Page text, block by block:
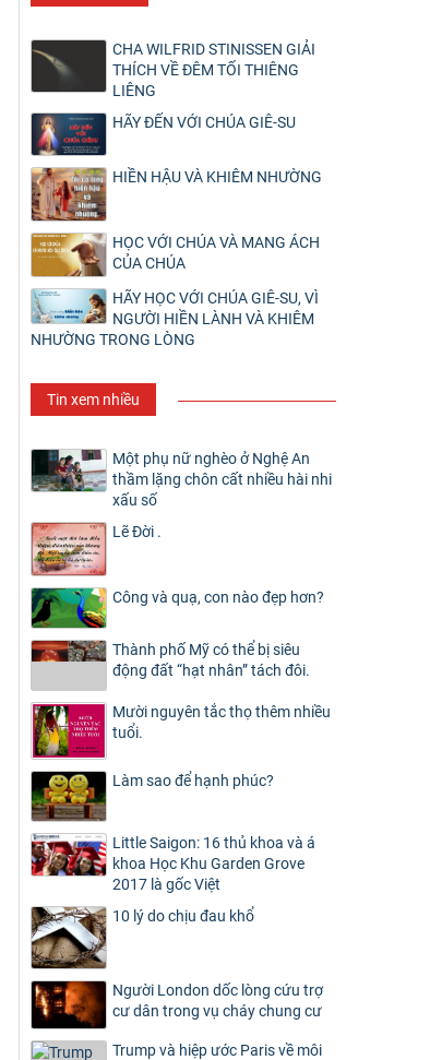
CHA WILFRID STINISSEN GIẢI
THÍCH VỀ ĐÊM TỐI THIÊNG
LIÊNG
HÃY ĐẾN VỚI CHÚA GIÊ-SU
HIỀN HẬU VÀ KHIÊM NHƯỜNG
HỌC VỚI CHÚA VÀ MANG ÁCH
CỦA CHÚA
HÃY HỌC VỚI CHÚA GIÊ-SU, VÌ
NGƯỜI HIỀN LÀNH VÀ KHIÊM
NHƯỜNG TRONG LÒNG
Tin xem nhiều
Một phụ nữ nghèo ở Nghệ An
thầm lặng chôn cất nhiều hài nhi
xấu số
Lẽ Đời .
Công và quạ, con nào đẹp hơn?
Thành phố Mỹ có thể bị siêu
động đất “hạt nhân” tách đôi.
Mười nguyên tắc thọ thêm nhiều
tuổi.
Làm sao để hạnh phúc?
Little Saigon: 16 thủ khoa và á
khoa Học Khu Garden Grove
2017 là gốc Việt
10 lý do chịu đau khổ
Người London dốc lòng cứu trợ
cư dân trong vụ cháy chung cư
Trump và hiệp ước Paris về môi